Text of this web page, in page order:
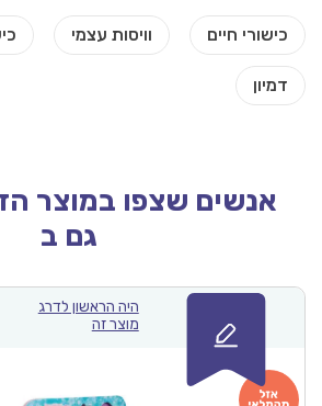
אנשים שצפו במוצר
גם ב
היה הראשון לדרג
מוצר זה